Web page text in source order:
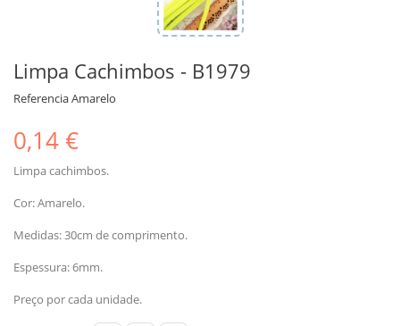
Limpa Cachimbos - B1979
ReferenciaAmarelo
0,14 €
Limpa cachimbos.
Cor: Amarelo.
Medidas: 30cm de comprimento.
Espessura: 6mm.
Preço por cada unidade.